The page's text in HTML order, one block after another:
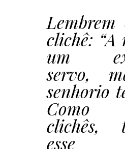
clichê: “A
um
servo,
senhorio
Como
clichês,
esse